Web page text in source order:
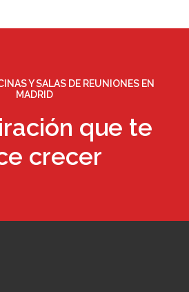
Y SALAS DE REUNIONES EN
MADRID
que te
crecer